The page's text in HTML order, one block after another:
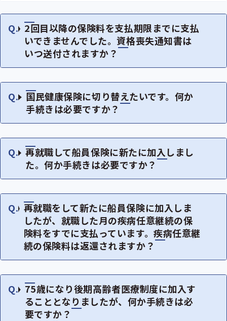
2回目以降の保険料を支払期限までに支払
いできませんでした。資格喪失通知書は
いつ送付されますか？
国民健康保険に切り替えたいです。何か
手続きは必要ですか？
再就職して船員保険に新たに加入しまし
た。何か手続きは必要ですか？
再就職をして新たに船員保険に加入しま
したが、就職した月の疾病任意継続の保
険料をすでに支払っています。疾病任意継
続の保険料は返還されますか？
75歳になり後期高齢者医療制度に加入す
ることとなりましたが、何か手続きは必
要ですか？